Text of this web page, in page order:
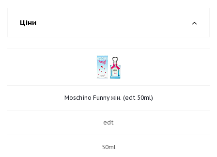
Ціни
Moschino Funny жін. (edt 50ml)
edt
50ml